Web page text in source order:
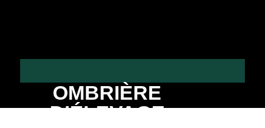
OMBRIÈRE
D’ÉLEVAGE